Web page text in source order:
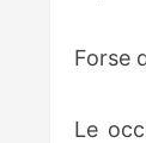
Forse
Le